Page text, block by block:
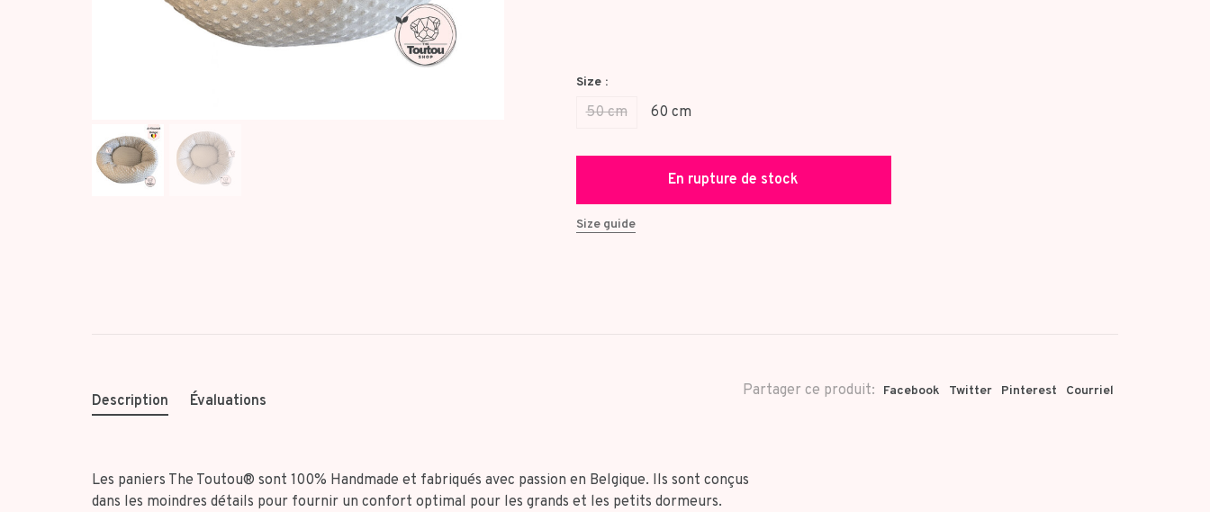
Size :
50 cm 60 cm
En rupture de stock
Size guide
Partager ce produit: Facebook Twitter Pinterest Courriel
Description Évaluations
Les paniers The Toutou® sont 100% Handmade et fabriqués avec passion en Belgique. Ils sont conçus
dans les moindres détails pour fournir un confort optimal pour les grands et les petits dormeurs.